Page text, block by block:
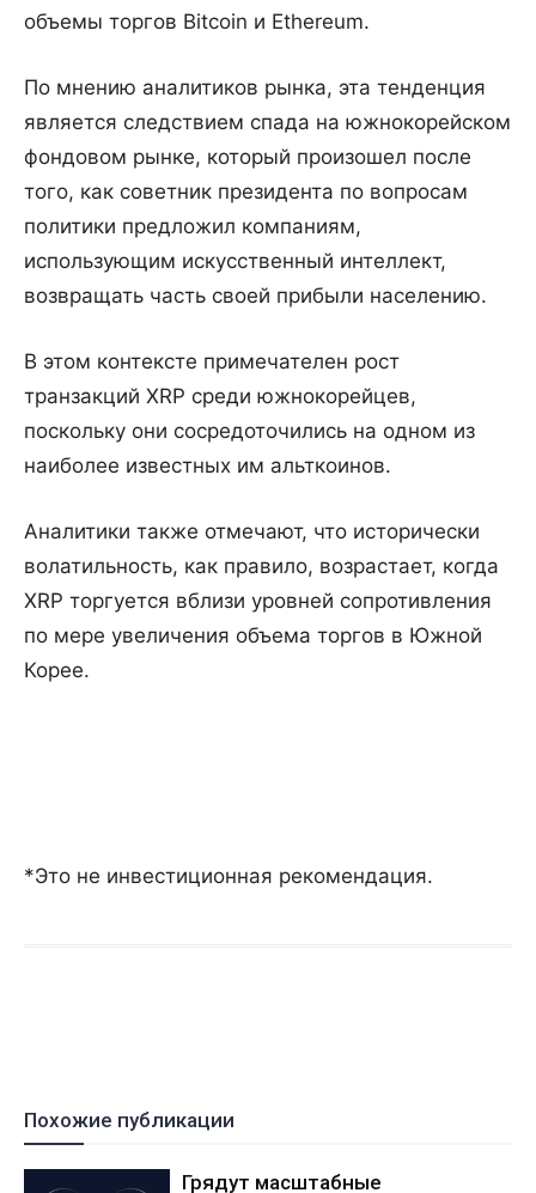
объемы торгов Bitcoin и Ethereum.
По мнению аналитиков рынка, эта тенденция
является следствием спада на южнокорейском
фондовом рынке, который произошел после
того, как советник президента по вопросам
политики предложил компаниям,
использующим искусственный интеллект,
возвращать часть своей прибыли населению.
В этом контексте примечателен рост
транзакций XRP среди южнокорейцев,
поскольку они сосредоточились на одном из
наиболее известных им альткоинов.
Аналитики также отмечают, что исторически
волатильность, как правило, возрастает, когда
XRP торгуется вблизи уровней сопротивления
по мере увеличения объема торгов в Южной
Корее.
*Это не инвестиционная рекомендация.
Похожие публикации
Грядут масштабные